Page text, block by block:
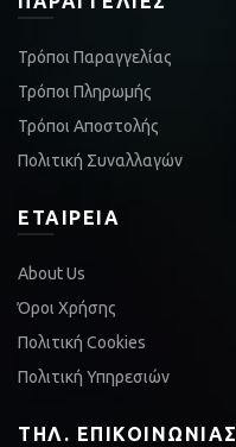
Τρόποι Παραγγελίας
Τρόποι Πληρωμής
Τρόποι Αποστολής
Πολιτική Συναλλαγών
ΕΤΑΙΡΕΊΑ
About Us
Όροι Χρήσης
Πολιτική Cookies
Πολιτική Υπηρεσιών
ΤΗΛ. ΕΠΙΚΟΙΝΩΝΊΑΣ